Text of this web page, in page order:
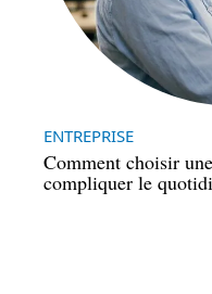
ENTREPRISE
Comment choisir
compliquer le